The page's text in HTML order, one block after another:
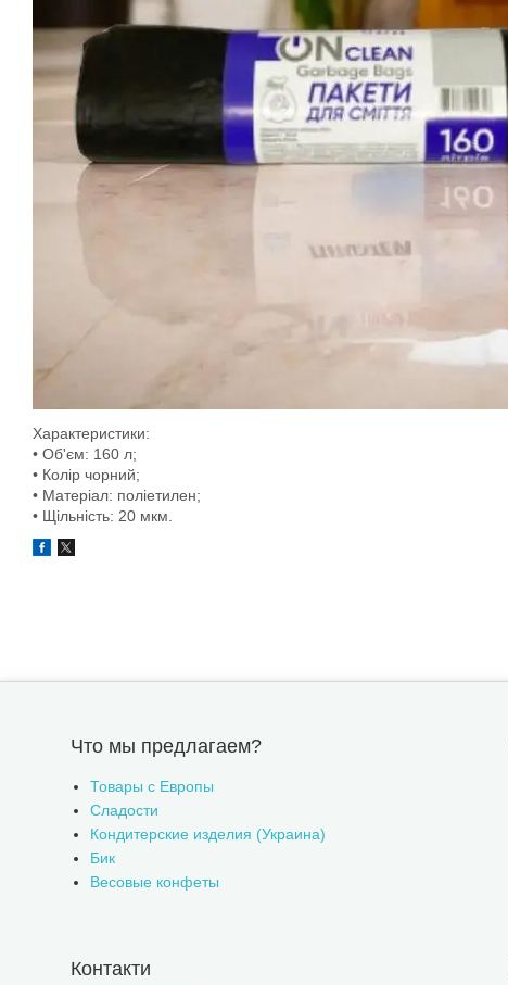
Характеристики:
• Об'єм: 160 л;
• Колір чорний;
• Матеріал: поліетилен;
• Щільність: 20 мкм.
Что мы предлагаем?
Товары с Европы
Сладости
Кондитерские изделия (Украина)
Бик
Весовые конфеты
Контакти